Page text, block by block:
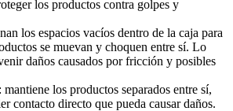
los productos contra golpes y
los espacios vacíos dentro de la caja para
se muevan y choquen entre sí. Lo
daños causados por fricción y posibles
: mantiene los productos separados entre sí,
contacto directo que pueda causar daños.